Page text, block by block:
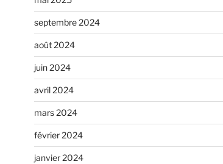
a
i
r
e
septembre 2024
août 2024
juin 2024
avril 2024
mars 2024
février 2024
janvier 2024